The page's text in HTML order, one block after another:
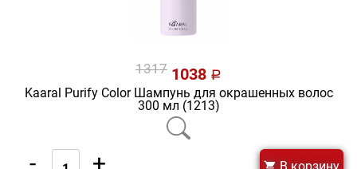
1317 1038 a
Kaaral Purify Color Шампунь для окрашенных волос
300 мл (1213)
- +